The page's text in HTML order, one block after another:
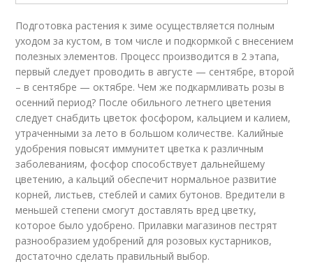
Подготовка растения к зиме осуществляется полным
уходом за кустом, в том числе и подкормкой с внесением
полезных элементов. Процесс производится в 2 этапа,
первый следует проводить в августе — сентябре, второй
– в сентябре — октябре. Чем же подкармливать розы в
осенний период? После обильного летнего цветения
следует снабдить цветок фосфором, кальцием и калием,
утраченными за лето в большом количестве. Калийные
удобрения повысят иммунитет цветка к различным
заболеваниям, фосфор способствует дальнейшему
цветению, а кальций обеспечит нормальное развитие
корней, листьев, стеблей и самих бутонов. Вредители в
меньшей степени смогут доставлять вред цветку,
которое было удобрено. Прилавки магазинов пестрят
разнообразием удобрений для розовых кустарников,
достаточно сделать правильный выбор.